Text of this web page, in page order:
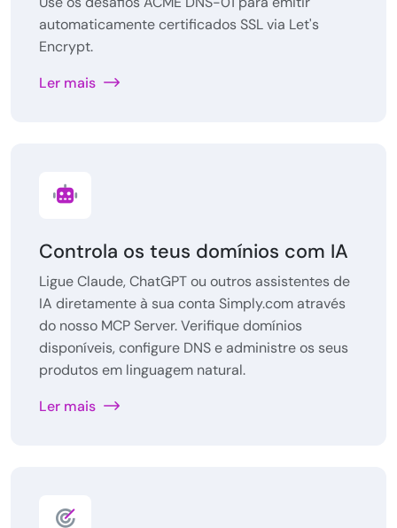
automaticamente certificados SSL via Let's
Encrypt.
Ler mais
Controla os teus domínios com IA
Ligue Claude, ChatGPT ou outros assistentes de
IA diretamente à sua conta Simply.com através
do nosso MCP Server. Verifique domínios
disponíveis, configure DNS e administre os seus
produtos em linguagem natural.
Ler mais